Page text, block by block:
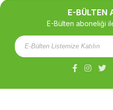
E-BÜLTEN
E-Bülten aboneliği